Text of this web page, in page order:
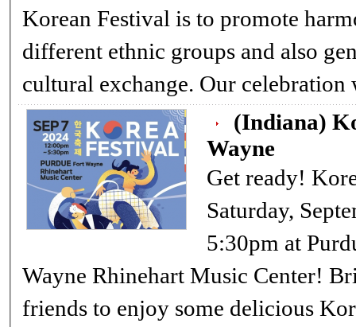
Korean Festival is to promote
different ethnic groups and also generations through
cultural exchange. Our
(Indiana)
Wayne
Get ready!
Saturday,
5:30pm at
Wayne Rhinehart Music Center! Bring your family and
friends to enjoy some delicious